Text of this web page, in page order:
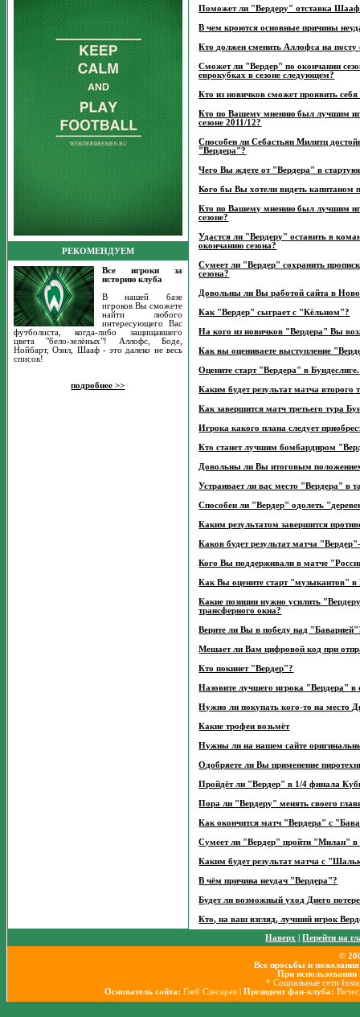
РЕКОМЕНДУЕМ
Все игроки за
историю клуба
В нашей базе
игроков Вы сможете
найти любого
интересующего Вас
футболиста, когда-либо защищавшего
цвета "бело-зелёных"! Аллофс, Боде,
Нойбарт, Озил, Шааф - это далеко не весь
список!
подробнее >>
Поможет ли "Вердеру" отставка
В чем кроются основные причины
Кто должен сменить Аллофса на посту
Сможет ли "Вердер" по окончании
еврокубках в сезоне следующем?
Кто из новичков сможет проявить
Кто по Вашему мнению был лучшим
сезоне 2011/12?
Способен ли Себастьян Милитц
"Вердера"?
Чего Вы ждете от "Вердера" в
Кого бы Вы хотели видеть капитаном
Кто по Вашему мнению был лучшим
сезоне?
Удастся ли "Вердеру" оставить в
окончанию сезона?
Сумеет ли "Вердер" сохранить
сезона?
Довольны ли Вы работой сайта в
Как "Вердер" сыграет с "Кёльном"?
На кого из новичков "Вердера" Вы
Как вы оцениваете выступление
Оцените старт "Вердера" в Бундеслиге.
Каким будет результат матча
Как завершится матч третьего тура
Игрока какого плана следует
Кто станет лучшим бомбардиром
Довольны ли Вы итоговым
Устраивает ли вас место "Вердера" в
Способен ли "Вердер" одолеть
Каким результатом завершится
Каков будет результат матча
Кого Вы поддерживали в матче
Как Вы оцените старт "музыкантов" в
Какие позиции нужно усилить
трансферного окна?
Верите ли Вы в победу над
Мешает ли Вам цифровой код при
Кто покинет "Вердер"?
Назовите лучшего игрока "Вердера" в
Нужно ли покупать кого-то на место
Какие трофеи возьмёт
Нужны ли на нашем сайте
Одобряете ли Вы применение
Пройдёт ли "Вердер" в 1/4 финала
Пора ли "Вердеру" менять своего
Как окончится матч "Вердера" с
Сумеет ли "Вердер" пройти "Милан"
Каким будет результат матча с
В чём причина неудач "Вердера"?
Будет ли возможный уход Диего
Кто, на ваш взгляд, лучший игрок
Наверх |Перейти на
©
Все просьбы и
При использовании
* Социальные сети
Основатель сайта: Глеб Слесарев | Президент фан-клуба: